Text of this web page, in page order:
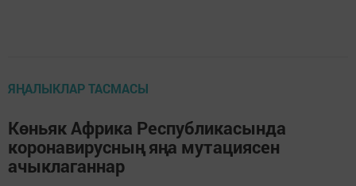
ЯҢАЛЫКЛАР ТАСМАСЫ
Көньяк Африка Республикасында
коронавирусның яңа мутациясен
ачыклаганнар